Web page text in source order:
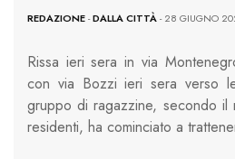
REDAZIONE-DALLA CITTÀ- 28 GIUGNO
Rissa ieri sera in via
con via Bozzi ieri sera verso
gruppo di ragazzine, secondo il
residenti, ha cominciato a